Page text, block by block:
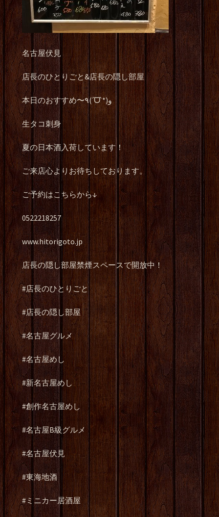
名古屋伏見
店長のひとりごと&店長の隠し部屋
本日のおすすめ〜٩(ˊᗜˋ*)و
生タコ刺身
夏の日本酒入荷しています！
ご来店心よりお待ちしております。
ご予約はこちらから↓
0522218257
www.hitorigoto.jp
店長の隠し部屋禁煙スペースで開放中！
#店長のひとりごと
#店長の隠し部屋
#名古屋グルメ
#名古屋めし
#新名古屋めし
#創作名古屋めし
#名古屋B級グルメ
#名古屋伏見
#東海地酒
#ミニカー居酒屋